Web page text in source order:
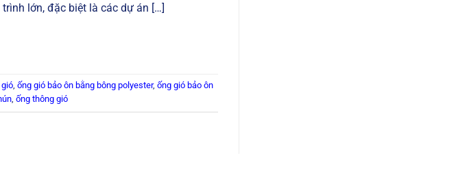
lớn, đặc biệt là các dự án […]
, ống gió bảo ôn bằng bông polyester, ống gió bảo ôn
, ống thông gió